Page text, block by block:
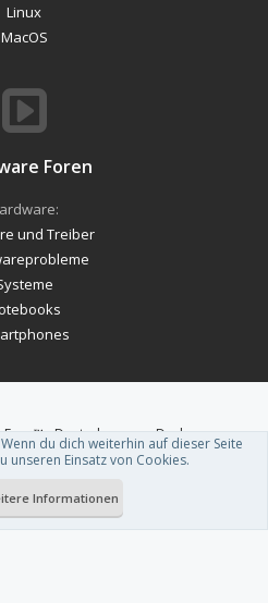
Linux
MacOS
Foren
und Treiber
-Deutsch von xenDach
byThemeHouse .
Logins direkt in andere Apps
du dich weiterhin auf dieser Seite
unseren Einsatz von Cookies.
Informationen